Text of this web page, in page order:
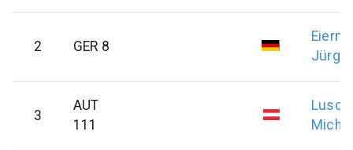
2 GER 8
3
AUT
111